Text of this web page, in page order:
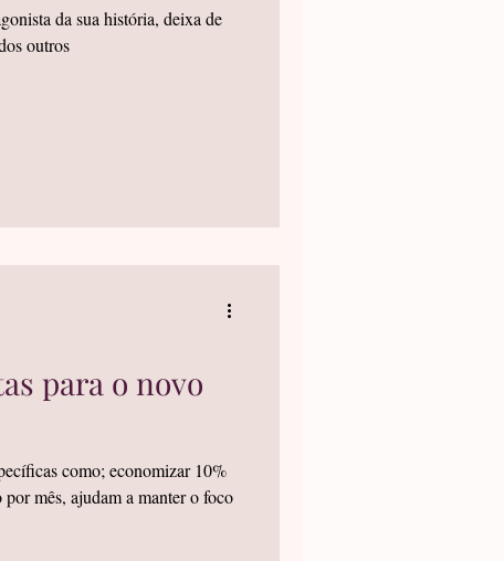
da sua história, deixa de
outros
para o novo
como; economizar 10%
mês, ajudam a manter o foco